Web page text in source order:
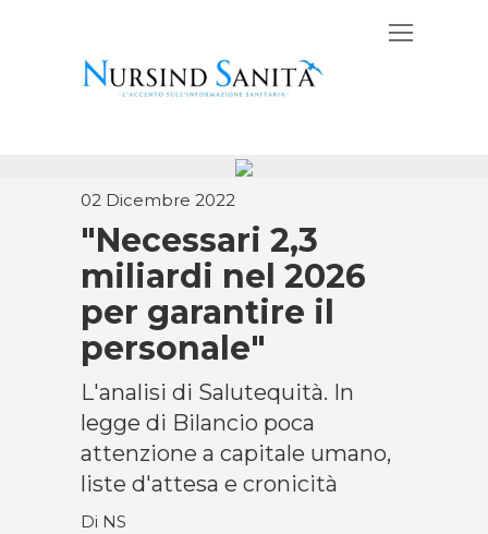
02 Dicembre 2022
"Necessari 2,3
miliardi nel 2026
per garantire il
personale"
L'analisi di Salutequità. In
legge di Bilancio poca
attenzione a capitale umano,
liste d'attesa e cronicità
Di NS